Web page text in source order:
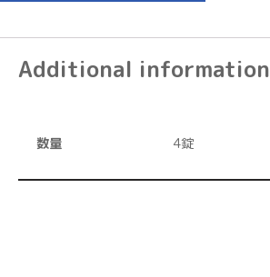
Additional information
数量 4錠